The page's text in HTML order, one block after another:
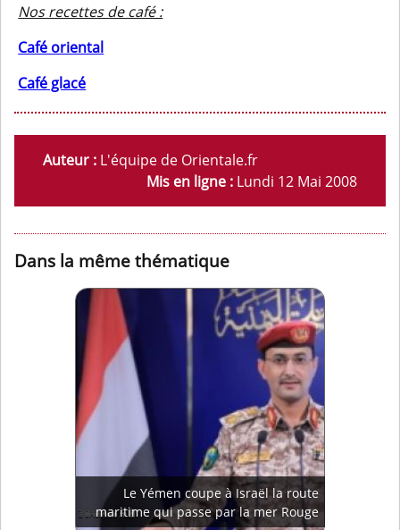
Nos recettes de café :
Café oriental
Café glacé
Auteur : L'équipe de Orientale.fr
Mis en ligne : Lundi 12 Mai 2008
Dans la même thématique
Le Yémen coupe à Israël la route
maritime qui passe par la mer Rouge